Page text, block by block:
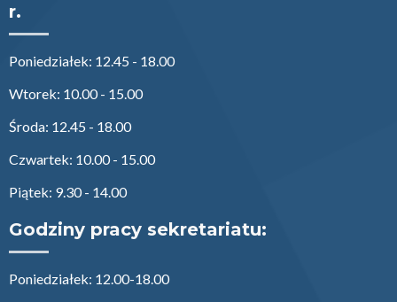
r.
Poniedziałek: 12.45 - 18.00
Wtorek: 10.00 - 15.00
Środa: 12.45 - 18.00
Czwartek: 10.00 - 15.00
Piątek: 9.30 - 14.00
Godziny pracy sekretariatu:
Poniedziałek: 12.00-18.00